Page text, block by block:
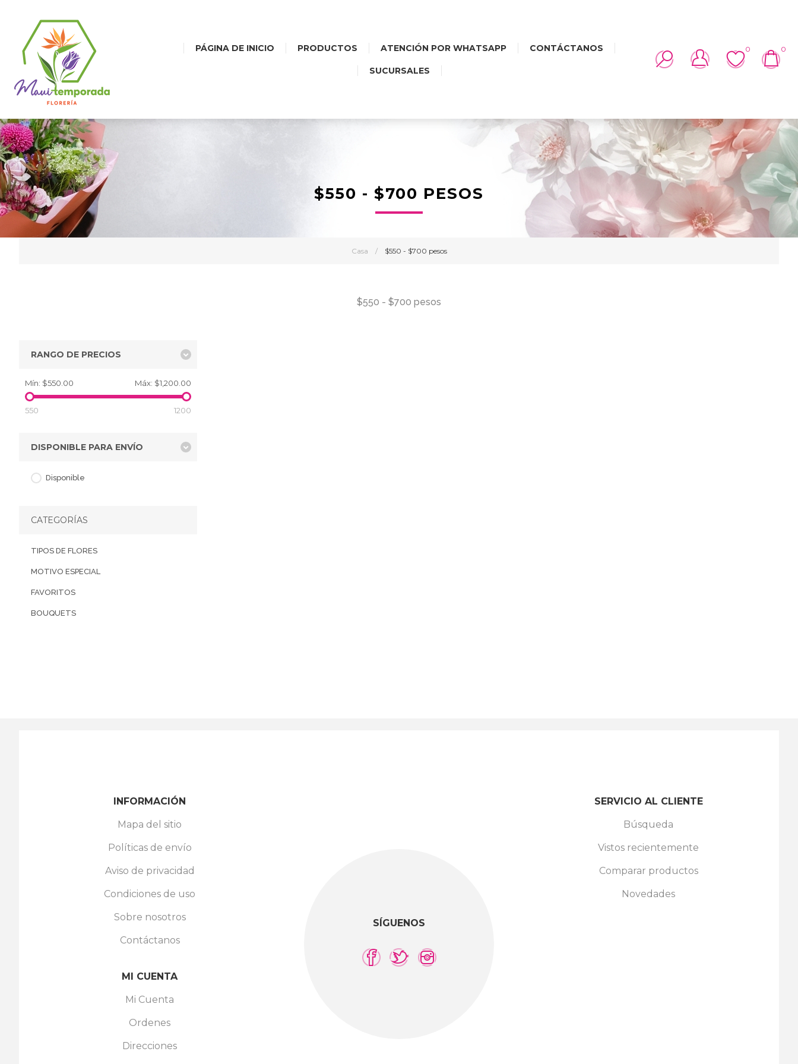
PÁGINA DE INICIO PRODUCTOS ATENCIÓN POR WHATSAPP CONTÁCTANOS
SUCURSALES
0 0
Casa / $550 - $700 pesos
$550 - $700 PESOS
$550 - $700 pesos
RANGO DE PRECIOS
Mín: $550.00 Máx: $1,200.00
550 1200
DISPONIBLE PARA ENVÍO
Disponible
CATEGORÍAS
TIPOS DE FLORES
MOTIVO ESPECIAL
FAVORITOS
BOUQUETS
SÍGUENOS
INFORMACIÓN
Mapa del sitio
Políticas de envío
Aviso de privacidad
Condiciones de uso
Sobre nosotros
Contáctanos
SERVICIO AL CLIENTE
Búsqueda
Vistos recientemente
Comparar productos
Novedades
MI CUENTA
Mi Cuenta
Ordenes
Direcciones